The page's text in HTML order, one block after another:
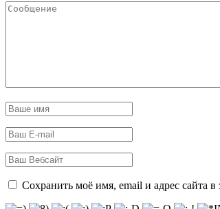
Сохранить моё имя, email и адрес сайта